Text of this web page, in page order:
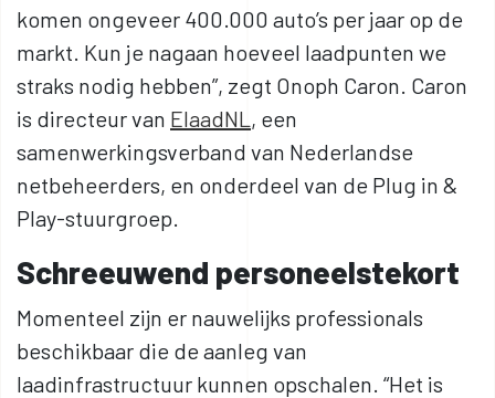
komen ongeveer 400.000 auto’s per jaar op de
markt. Kun je nagaan hoeveel laadpunten we
straks nodig hebben”, zegt Onoph Caron. Caron
is directeur van ElaadNL, een
samenwerkingsverband van Nederlandse
netbeheerders, en onderdeel van de Plug in &
Play-stuurgroep.
Schreeuwend personeelstekort
Momenteel zijn er nauwelijks professionals
beschikbaar die de aanleg van
laadinfrastructuur kunnen opschalen. “Het is